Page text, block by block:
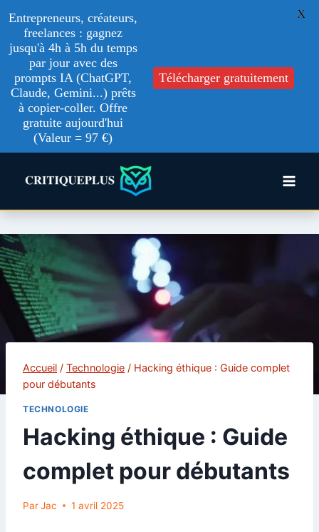
Accueil / Technologie / Hacking éthique : Guide complet
pour débutants
TECHNOLOGIE
Hacking éthique : Guide
complet pour débutants
ParJac 1 avril 2025
Entrepreneurs, créateurs,
freelances : gagnez
jusqu'à 4h à 5h du temps
par jour avec des
prompts IA (ChatGPT,
Claude, Gemini...) prêts
à copier-coller. Offre
gratuite aujourd'hui
(Valeur = 97 €)
Télécharger gratuitement
X